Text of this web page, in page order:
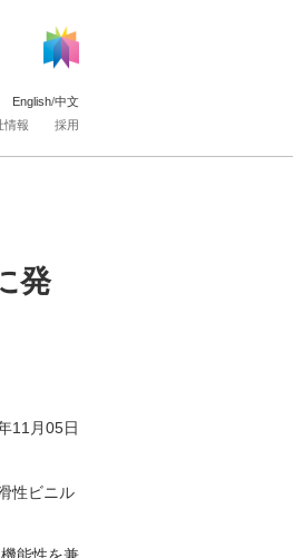
情報 採用
English/中文
発
11月05日
性ビニル